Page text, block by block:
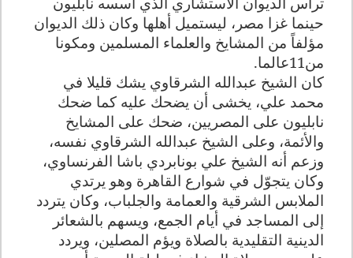
حينما غزا مصر، ليستميل أهلها وكان ذلك الديوان
مؤلفاً من المشايخ والعلماء المسلمين ومكونا
من11عالما.
كان الشيخ عبدالله الشرقاوي يشك قليلا في
محمد علي، يخشى أن يضحك عليه كما ضحك
نابليون على المصريين، ضحك على المشايخ
والأئمة، وعلى الشيخ عبدالله الشرقاوي نفسه،
وزعم أنه الشيخ علي بونابردي باشا الفرنساوي،
وكان يتجوّل في شوارع القاهرة وهو يرتدي
الملابس الشرقية والعمامة والجلباب، وكان يتردد
إلى المساجد في أيام الجمع، ويسهم بالشعائر
الدينية التقليدية بالصلاة ويؤم المصلين، ويردد